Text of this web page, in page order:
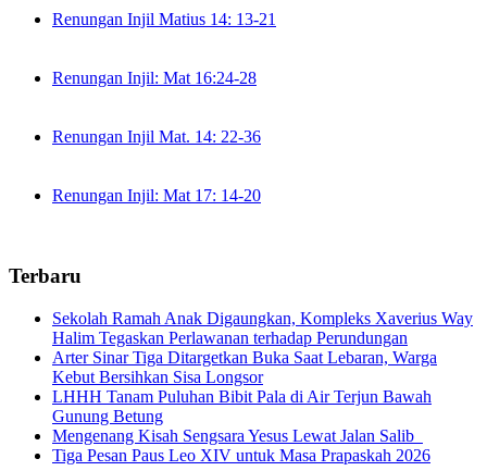
Renungan Injil Matius 14: 13-21
Renungan Injil: Mat 16:24-28
Renungan Injil Mat. 14: 22-36
Renungan Injil: Mat 17: 14-20
Terbaru
Sekolah Ramah Anak Digaungkan, Kompleks Xaverius Way
Halim Tegaskan Perlawanan terhadap Perundungan
Arter Sinar Tiga Ditargetkan Buka Saat Lebaran, Warga
Kebut Bersihkan Sisa Longsor
LHHH Tanam Puluhan Bibit Pala di Air Terjun Bawah
Gunung Betung
Mengenang Kisah Sengsara Yesus Lewat Jalan Salib
Tiga Pesan Paus Leo XIV untuk Masa Prapaskah 2026